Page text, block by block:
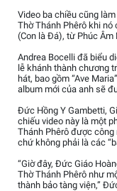
Video ba chiều cũng
Thờ Thánh Phêrô khi nó
(Con là Đá), từ Phúc Âm
Andrea Bocelli đã biểu
lễ khánh thành chương
hát, bao gồm “Ave
album mới của anh sẽ
Đức Hồng Y Gambetti,
chiếu video này là một
Thánh Phêrô được công
chứ không phải là các
“Giờ đây, Đức Giáo
Thờ Thánh Phêrô như
thành bảo tàng viện,”